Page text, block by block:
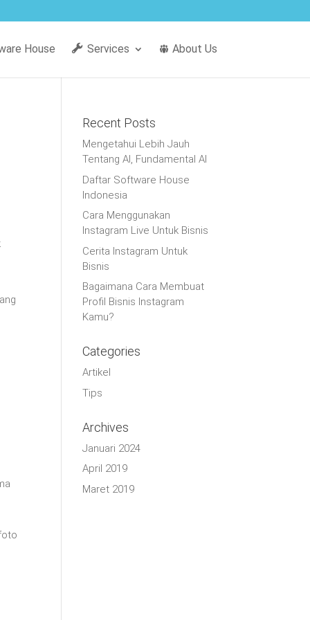
House Services About Us
Recent Posts
Mengetahui Lebih Jauh
Tentang AI, Fundamental AI
Daftar Software House
Indonesia
Cara Menggunakan
Instagram Live Untuk Bisnis
Cerita Instagram Untuk
Bisnis
Bagaimana Cara Membuat
Profil Bisnis Instagram
Kamu?
Categories
Artikel
Tips
Archives
Januari 2024
April 2019
Maret 2019